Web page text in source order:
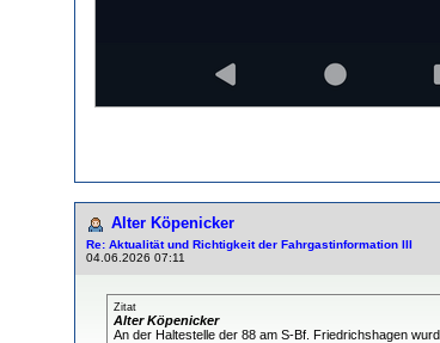
Alter Köpenicker
Re: Aktualität und Richtigkeit der Fahrgastinformation III
04.06.2026 07:11
Zitat
Alter Köpenicker
An der Haltestelle der 88 am S-Bf. Friedrichshagen